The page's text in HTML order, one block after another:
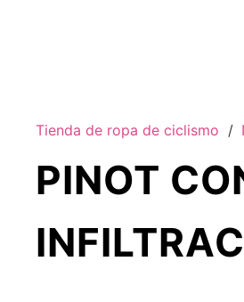
Tienda de ropa de ciclismo /
PINOT